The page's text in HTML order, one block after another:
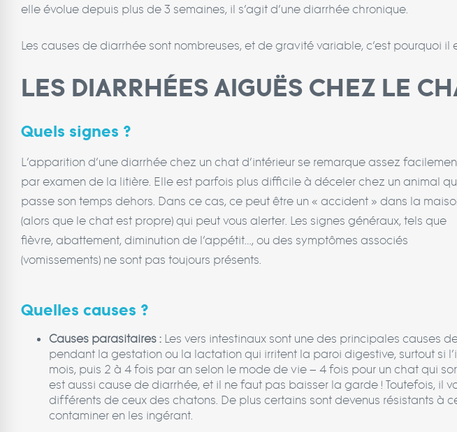
elle évolue depuis plus de 3 semaines, il s’agit d’une diarrhée chronique.
Les causes de diarrhée sont nombreuses, et de gravité variable, c’est pourquoi il
LES DIARRHÉES AIGUËS CHEZ LE
Quels signes ?
L’apparition d’une diarrhée chez un chat d’intérieur se remarque assez
par examen de la litière. Elle est parfois plus difficile à déceler chez un animal
passe son temps dehors. Dans ce cas, ce peut être un « accident » dans la
(alors que le chat est propre) qui peut vous alerter. Les signes généraux, tels que
fièvre, abattement, diminution de l’appétit…, ou des symptômes associés
(vomissements) ne sont pas toujours présents.
Quelles causes ?
Causes parasitaires : Les vers intestinaux sont une des principales causes
pendant la gestation ou la lactation qui irritent la paroi digestive, surtout si
mois, puis 2 à 4 fois par an selon le mode de vie – 4 fois pour un chat qui
est aussi cause de diarrhée, et il ne faut pas baisser la garde ! Toutefois, il
différents de ceux des chatons. De plus certains sont devenus résistants à
contaminer en les ingérant.